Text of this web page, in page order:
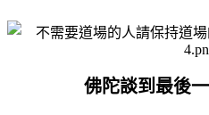
佛陀談到最後